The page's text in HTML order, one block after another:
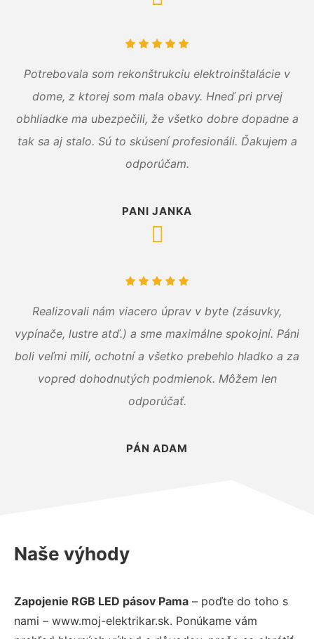
Potrebovala som rekonštrukciu elektroinštalácie v
dome, z ktorej som mala obavy. Hneď pri prvej
obhliadke ma ubezpečili, že všetko dobre dopadne a
tak sa aj stalo. Sú to skúsení profesionáli. Ďakujem a
odporúčam.
PANI JANKA
Realizovali nám viacero úprav v byte (zásuvky,
vypínače, lustre atď.) a sme maximálne spokojní. Páni
boli veľmi milí, ochotní a všetko prebehlo hladko a za
vopred dohodnutých podmienok. Môžem len
odporúčať.
PÁN ADAM
Naše výhody
Zapojenie RGB LED pásov Pama – poďte do toho s
nami – www.moj-elektrikar.sk. Ponúkame vám